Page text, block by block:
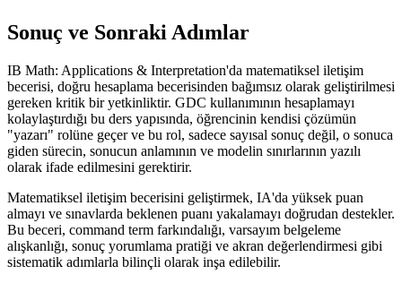
Sonuç ve Sonraki Adımlar
IB Math: Applications & Interpretation'da matematiksel iletişim
becerisi, doğru hesaplama becerisinden bağımsız olarak geliştirilmesi
gereken kritik bir yetkinliktir. GDC kullanımının hesaplamayı
kolaylaştırdığı bu ders yapısında, öğrencinin kendisi çözümün
"yazarı" rolüne geçer ve bu rol, sadece sayısal sonuç değil, o sonuca
giden sürecin, sonucun anlamının ve modelin sınırlarının yazılı
olarak ifade edilmesini gerektirir.
Matematiksel iletişim becerisini geliştirmek, IA'da yüksek puan
almayı ve sınavlarda beklenen puanı yakalamayı doğrudan destekler.
Bu beceri, command term farkındalığı, varsayım belgeleme
alışkanlığı, sonuç yorumlama pratiği ve akran değerlendirmesi gibi
sistematik adımlarla bilinçli olarak inşa edilebilir.